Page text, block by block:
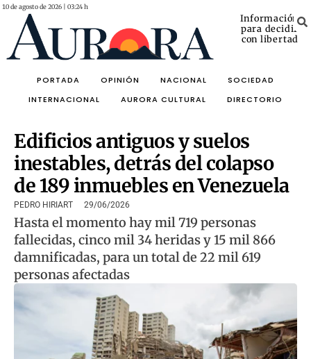
10 de agosto de 2026 | 03:24 h
Información
para decidir
con libertad
PORTADA OPINIÓN NACIONAL
SOCIEDAD
INTERNACIONAL
AURORA CULTURAL DIRECTORIO
Edificios antiguos y suelos
inestables, detrás del colapso
de 189 inmuebles en Venezuela
PEDRO HIRIART 29/06/2026
Hasta el momento hay mil 719 personas
fallecidas, cinco mil 34 heridas y 15 mil 866
damnificadas, para un total de 22 mil 619
personas afectadas